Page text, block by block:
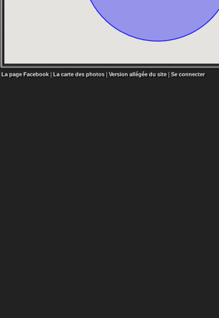
La page Facebook| La carte des photos |Version allégée du site| Se connecter